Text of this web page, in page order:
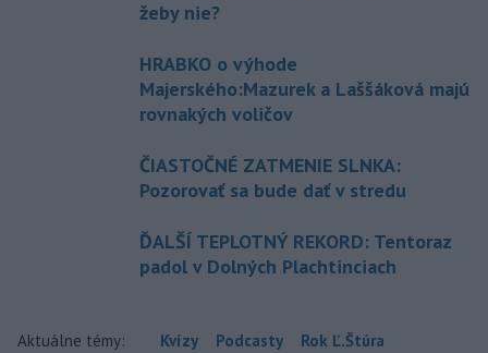
žeby nie?
HRABKO o výhode
Majerského:Mazurek a Laššáková majú
rovnakých voličov
ČIASTOČNÉ ZATMENIE SLNKA:
Pozorovať sa bude dať v stredu
ĎALŠÍ TEPLOTNÝ REKORD: Tentoraz
padol v Dolných Plachtinciach
Aktuálne témy: Kvízy Podcasty Rok Ľ.Štúra